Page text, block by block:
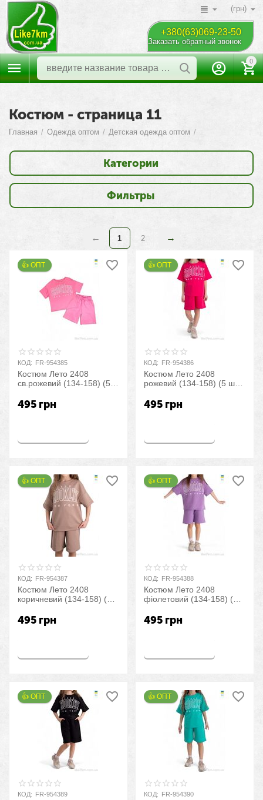
(грн)
+380(63)069-23-50
Заказать обратный звонок
0
Костюм - страница 11
Главная / Одежда оптом / Детская одежда оптом /
Категории
Фильтры
1 2
👍 ОПТ
КОД: FR-954385
Костюм Лето 2408
св.рожевий (134-158) (5
со склада 7км
495 грн
👍 ОПТ
КОД: FR-954386
Костюм Лето 2408
рожевий (134-158) (5 шт.
склада 7км
495 грн
👍 ОПТ
КОД: FR-954387
Костюм Лето 2408
коричневий (134-158) (5
со склада 7км
495 грн
👍 ОПТ
КОД: FR-954388
Костюм Лето 2408
фіолетовий (134-158) (5
со склада 7км
495 грн
👍 ОПТ
КОД: FR-954389
👍 ОПТ
КОД: FR-954390